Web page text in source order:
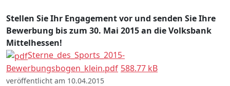
Stellen Sie Ihr Engagement vor und senden Sie Ihre
Bewerbung bis zum 30. Mai 2015 an die Volksbank
Mittelhessen!
Sterne_des_Sports_2015-
Bewerbungsbogen_klein.pdf 588.77 kB
veröffentlicht am 10.04.2015